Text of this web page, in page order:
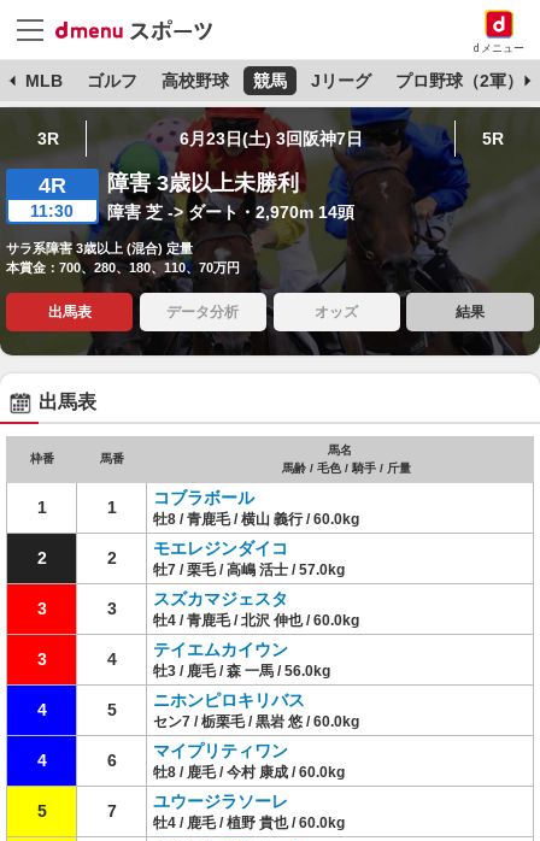
dメニュー
MLB ゴルフ 高校野球 競馬 Jリーグ プロ野球（2軍）
3R 6月23日(土) 3回阪神7日 5R
4R
11:30
障害 3歳以上未勝利
障害 芝 -> ダート・2,970m 14頭
サラ系障害 3歳以上 (混合) 定量
本賞金：700、280、180、110、70万円
出馬表 データ分析 オッズ 結果
出馬表
枠番 馬番
馬名
馬齢 / 毛色 / 騎手 / 斤量
1 1 コブラボール
牡8 / 青鹿毛 / 横山 義行 / 60.0kg
2 2 モエレジンダイコ
牡7 / 栗毛 / 高嶋 活士 / 57.0kg
3 3 スズカマジェスタ
牡4 / 青鹿毛 / 北沢 伸也 / 60.0kg
3 4 テイエムカイウン
牡3 / 鹿毛 / 森 一馬 / 56.0kg
4 5 ニホンピロキリバス
セン7 / 栃栗毛 / 黒岩 悠 / 60.0kg
4 6 マイプリティワン
牡8 / 鹿毛 / 今村 康成 / 60.0kg
5 7 ユウージラソーレ
牡4 / 鹿毛 / 植野 貴也 / 60.0kg